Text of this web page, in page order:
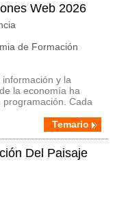
Web 2026
de Formación
y la
la economía ha
Cada
Temario
Del Paisaje